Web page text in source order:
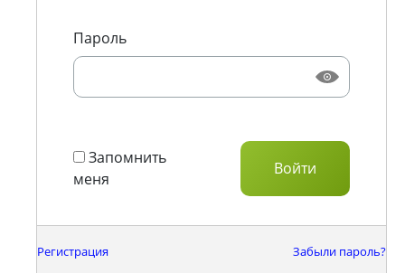
Пароль
Запомнить
меня
Регистрация Забыли пароль?